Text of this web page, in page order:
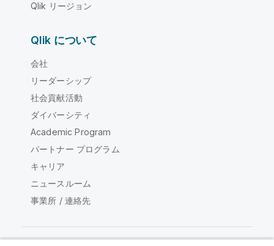
Qlik リージョン
Qlik について
会社
リーダーシップ
社会貢献活動
ダイバーシティ
Academic Program
パートナー プログラム
キャリア
ニュースルーム
事業所 / 連絡先